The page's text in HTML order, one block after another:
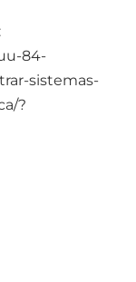
84-
sistemas-
?